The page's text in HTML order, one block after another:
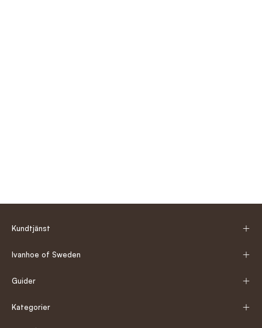
Kundtjänst
Ivanhoe of Sweden
Guider
Kategorier